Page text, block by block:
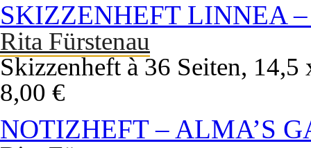
SKIZZENHEFT LINNEA
Rita Fürstenau
Skizzenheft à 36 Seiten,
8,00 €
NOTIZHEFT – ALMA’S